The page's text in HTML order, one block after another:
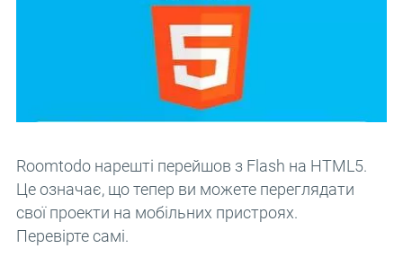
Зайти за допомогою
або
Email
OK
Реєстрація
Дякуємо за реєстрацію
посиланням для підтвердження.
Будь ласка, перейдіть за посиланням у електронному
листі, щоб активувати свій обліковий запис
Посилання для відновлення пароля надіслано
на ваш email.
Roomtodo нарешті перейшов з Flash на HTML5.
Це означає, що тепер ви можете переглядати
свої проекти на мобільних пристроях.
Перевірте самі.